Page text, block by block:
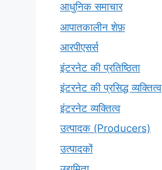
आधुनिक समाचार
आपातकालीन शेफ़
आरपीएसर्स
इंटरनेट की प्रतिष्ठिता
इंटरनेट की प्रसिद्ध व्यक्तित्व
इंटरनेट व्यक्तित्व
उत्पादक (Producers)
उत्पादकों